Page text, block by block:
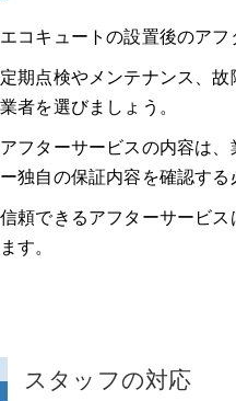
エコキュートの設置後のアフ
定期点検やメンテナンス、
業者を選びましょう。
アフターサービスの内容は
ー独自の保証内容を確認する
信頼できるアフターサービ
ます。
スタッフの対応